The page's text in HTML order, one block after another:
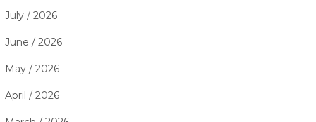
July / 2026
June / 2026
May / 2026
April / 2026